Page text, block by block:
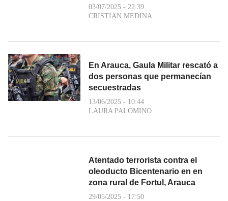
03/07/2025 - 22:39
CRISTIAN MEDINA
En Arauca, Gaula Militar rescató a
dos personas que permanecían
secuestradas
13/06/2025 - 10:44
LAURA PALOMINO
Atentado terrorista contra el
oleoducto Bicentenario en en
zona rural de Fortul, Arauca
29/05/2025 - 17:50